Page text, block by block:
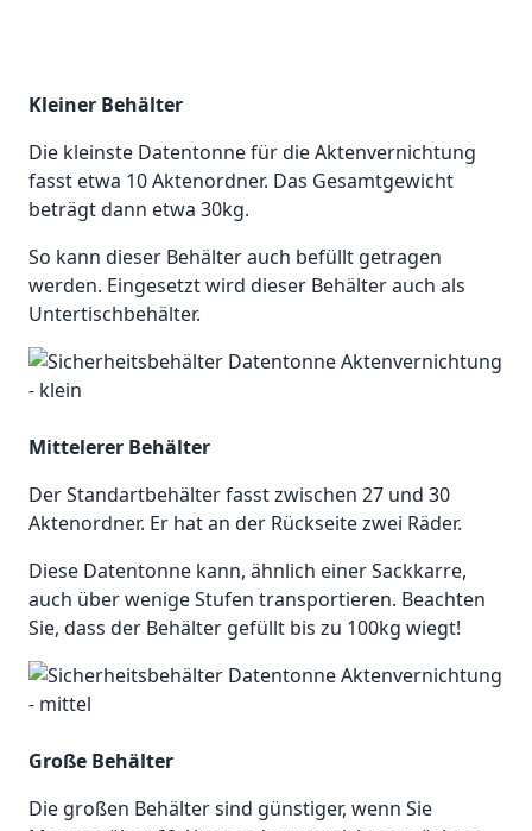
Kleiner Behälter
Die kleinste Datentonne für die Aktenvernichtung
fasst etwa 10 Aktenordner. Das Gesamtgewicht
beträgt dann etwa 30kg.
So kann dieser Behälter auch befüllt getragen
werden. Eingesetzt wird dieser Behälter auch als
Untertischbehälter.
Mittelerer Behälter
Der Standartbehälter fasst zwischen 27 und 30
Aktenordner. Er hat an der Rückseite zwei Räder.
Diese Datentonne kann, ähnlich einer Sackkarre,
auch über wenige Stufen transportieren. Beachten
Sie, dass der Behälter gefüllt bis zu 100kg wiegt!
Große Behälter
Die großen Behälter sind günstiger, wenn Sie